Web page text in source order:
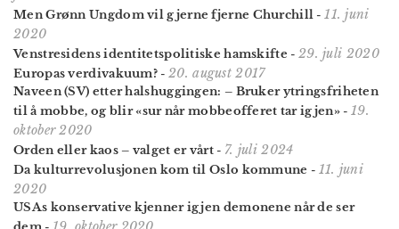
Men Grønn Ungdom vil gjerne fjerne Churchill -11. juni
2020
Venstresidens identitetspolitiske hamskifte - 29. juli 2020
Europas verdivakuum? - 20. august 2017
Naveen (SV) etter halshuggingen: – Bruker ytrings­friheten
til å mobbe, og blir «sur når mobbeofferet tar igjen»- 19.
oktober 2020
Orden eller kaos – valget er vårt- 7. juli 2024
Da kulturrevolusjonen kom til Oslo kommune - 11. juni
2020
USAs konservative kjenner igjen demonene når de ser